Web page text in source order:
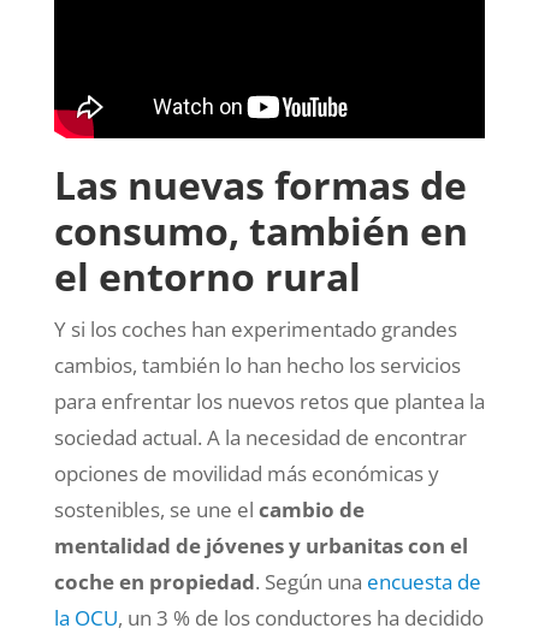
Las nuevas formas de
consumo, también en
el entorno rural
Y si los coches han experimentado grandes
cambios, también lo han hecho los servicios
para enfrentar los nuevos retos que plantea la
sociedad actual. A la necesidad de encontrar
opciones de movilidad más económicas y
sostenibles, se une el cambio de
mentalidad de jóvenes y urbanitas con el
coche en propiedad. Según una encuesta de
la OCU, un 3 % de los conductores ha decidido